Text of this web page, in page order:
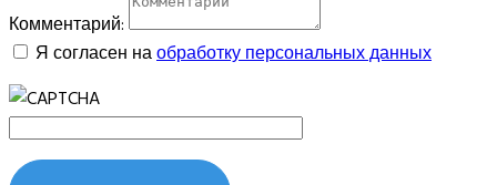
Комментарий:
Я согласен наобработку персональных данных